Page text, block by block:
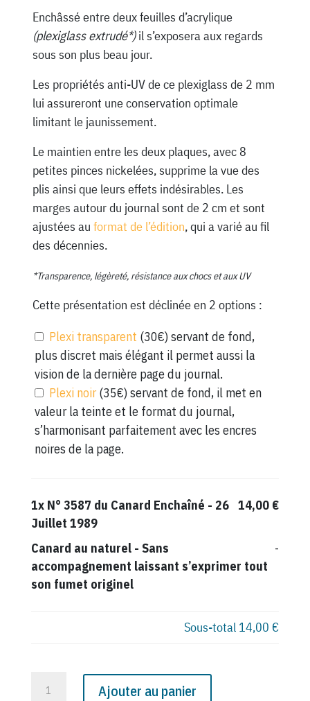
Enchâssé entre deux feuilles d’acrylique
(plexiglass extrudé*)il s’exposera aux regards
sous son plus beau jour.
Les propriétés anti-UV de ce plexiglass de 2 mm
lui assureront une conservation optimale
limitant le jaunissement.
Le maintien entre les deux plaques, avec 8
petites pinces nickelées, supprime la vue des
plis ainsi que leurs effets indésirables. Les
marges autour du journal sont de 2 cm et sont
ajustées au format de l’édition, qui a varié au fil
des décennies.
*Transparence, légèreté, résistance aux chocs et aux UV
Cette présentation est déclinée en 2 options :
Plexi transparent (30€) servant de fond,
plus discret mais élégant il permet aussi la
vision de la dernière page du journal.
Plexi noir (35€) servant de fond, il met en
valeur la teinte et le format du journal,
s’harmonisant parfaitement avec les encres
noires de la page.
1x N° 3587 du Canard Enchaîné - 26
Juillet 1989
14,00 €
Canard au naturel- Sans
accompagnement laissant s’exprimer tout
son fumet originel
-
Sous-total 14,00 €
Ajouter au panier